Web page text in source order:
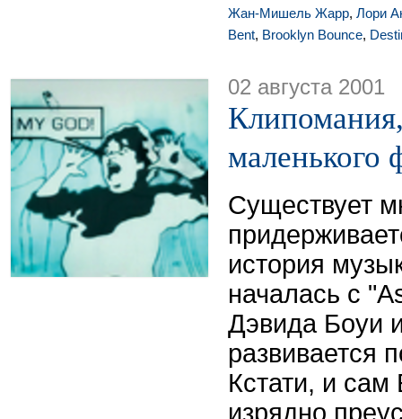
Жан-Мишель Жарр, Лори
Bent, Brooklyn Bounce,
02 августа 2001
маленького
Существует
история
началась с
Дэвида Боуи
развивается
Кстати, и
изрядно